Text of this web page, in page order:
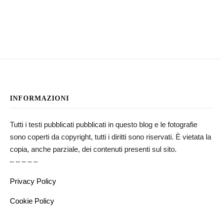
INFORMAZIONI
Tutti i testi pubblicati pubblicati in questo blog e le fotografie
sono coperti da copyright, tutti i diritti sono riservati. È vietata la
copia, anche parziale, dei contenuti presenti sul sito.
– – – – –
Privacy Policy
Cookie Policy